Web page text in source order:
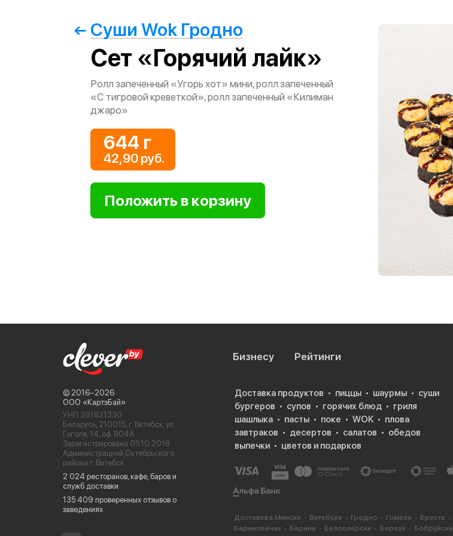
Суши Wok Гродно
Сет «Горячий лайк»
Ролл запеченный «Угорь хот» мини, ролл запеченный
«С тигровой креветкой», ролл запеченный «Килиман
джаро»
644 г
42,90 руб.
© 2016−2026
ООО «КартэБай»
УНП 391821330
Беларусь, 210015, г. Витебск, ул.
Гоголя, 14, оф. 804А
Зарегистрировано 05.10.2018
Администрацией Октябрьского
района г. Витебск
2 024 ресторанов, кафе, баров и
служб доставки
135 409 проверенных отзывов о
заведениях
Бизнесу Рейтинги
Доставка продуктов пиццы шаурмы
суши
бургеров
супов горячих блюд
гриля
шашлыка
пасты поке WOK
плова
завтраков
десертов салатов
обедов
выпечки
цветов и подарков
Доставка в Минске Витебске Гродно Гомеле Бресте
Барановичах
Барани Белоозерске Березе Бобруйске